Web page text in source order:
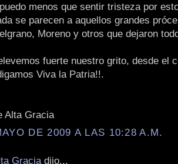
menos que sentir tristeza por
se parecen a aquellos grandes
Moreno y otros que dejaron
fuerte nuestro grito, desde el
Viva la Patria!!.
Alta Gracia
DE 2009 A LAS 10:28 A.M.
Gracia dijo...